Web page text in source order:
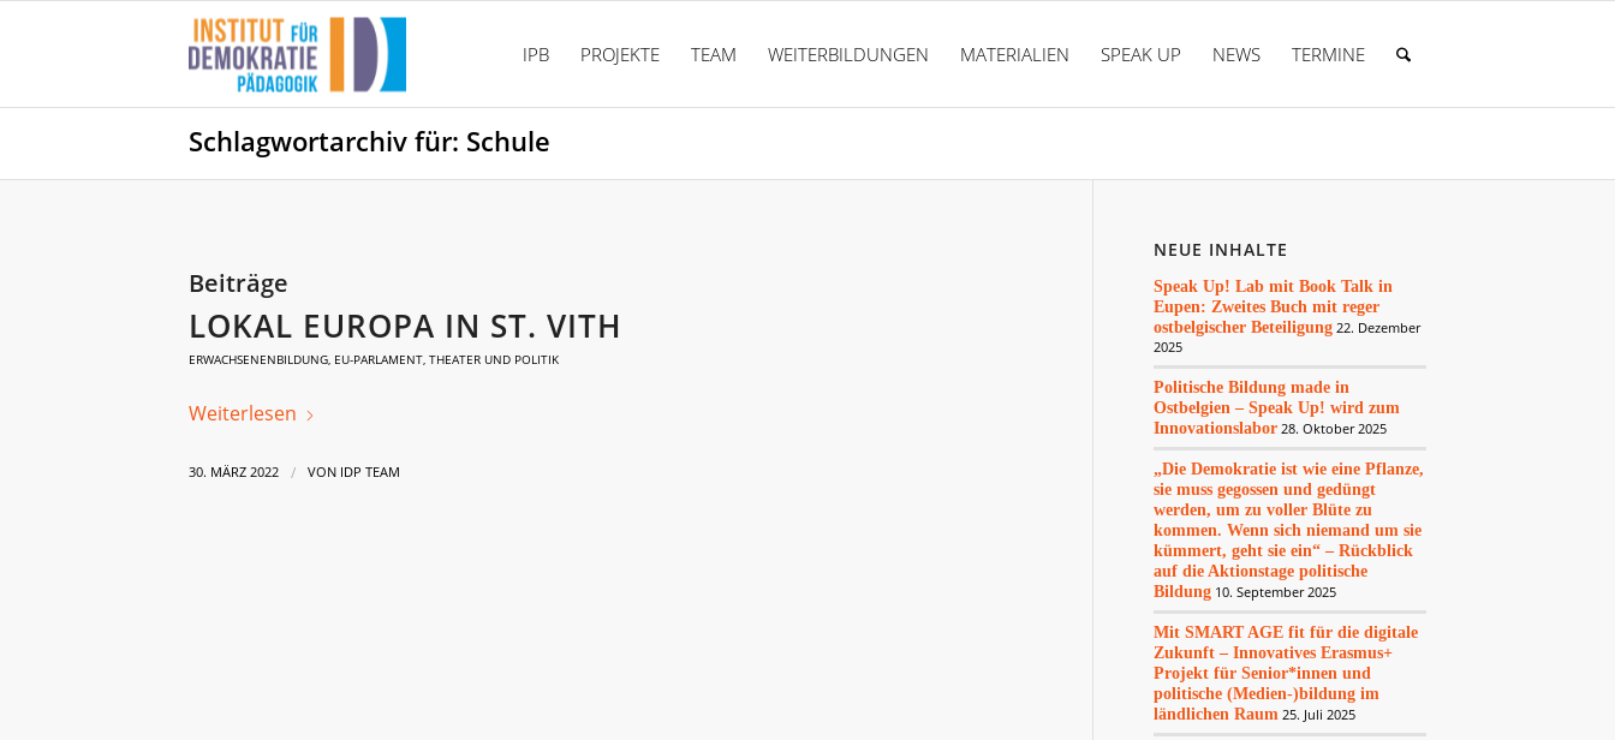
IPB PROJEKTE TEAM WEITERBILDUNGEN MATERIALIEN SPEAK UP NEWS TERMINE
Schlagwortarchiv für: Schule
Beiträge
LOKAL EUROPA IN ST. VITH
ERWACHSENENBILDUNG, EU-PARLAMENT, THEATER UND POLITIK
Weiterlesen
30. MÄRZ 2022 / VON IDP TEAM
NEUE INHALTE
Speak Up! Lab mit Book Talk in
Eupen: Zweites Buch mit reger
ostbelgischer Beteiligung 22. Dezember
2025
Politische Bildung made in
Ostbelgien – Speak Up! wird zum
Innovationslabor 28. Oktober 2025
„Die Demokratie ist wie eine Pflanze,
sie muss gegossen und gedüngt
werden, um zu voller Blüte zu
kommen. Wenn sich niemand um sie
kümmert, geht sie ein“ – Rückblick
auf die Aktionstage politische
Bildung 10. September 2025
Mit SMART AGE fit für die digitale
Zukunft – Innovatives Erasmus+
Projekt für Senior*innen und
politische (Medien-)bildung im
ländlichen Raum 25. Juli 2025